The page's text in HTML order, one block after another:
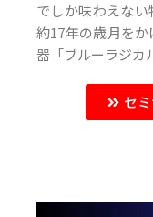
でしか味わえない
約17年の歳月を
器「ブルーラジカ
セ